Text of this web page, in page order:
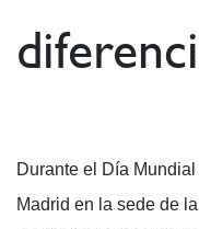
Durante el Día
Madrid en la sede de